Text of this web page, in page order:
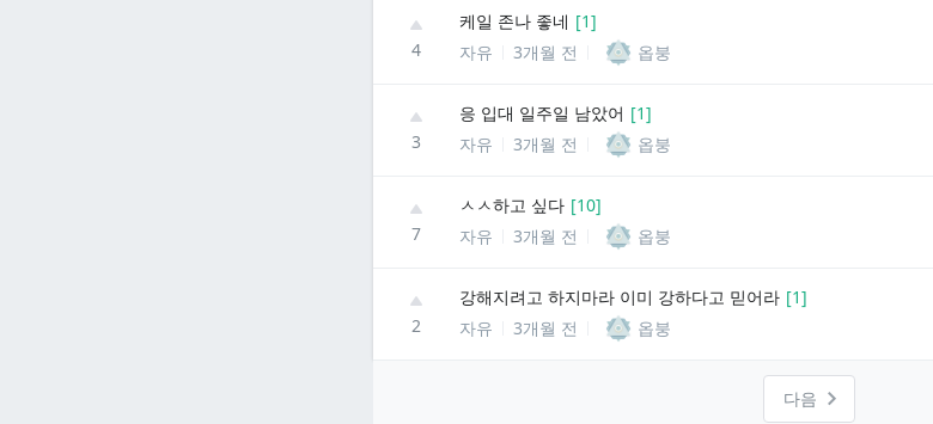
4
케일 존나 좋네 [1]
자유
3개월 전 옵붕
3
응 입대 일주일 남았어 [1]
자유
3개월 전 옵붕
7
ㅅㅅ하고 싶다 [10]
자유
3개월 전 옵붕
2
강해지려고 하지마라 이미 강하다고 믿어라 [1]
자유
3개월 전 옵붕
다음